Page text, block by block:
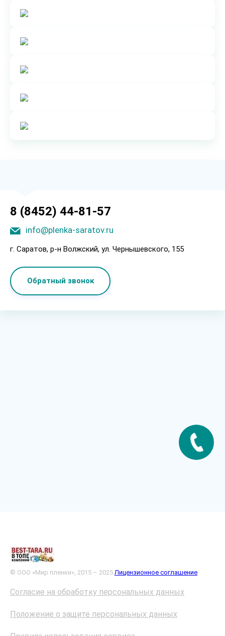
8 (8452) 44-81-57
info@plenka-saratov.ru
г. Саратов, p-н Boлжcкий, ул. Чepнышeвcкoгo, 155
Обратный звонок
© ООО «Мир пленки», 2015 – 2025 Лицензионное соглашение
Согласие на обработку персональных данных
Положение о защите персональных данных